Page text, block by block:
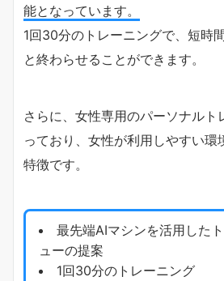
能となっています。
1回30分のトレーニングで、短時
と終わらせることができます。
さらに、女性専用のパーソナルト
っており、女性が利用しやすい環
特徴です。
最先端AIマシンを活用した
ューの提案
1回30分のトレーニング